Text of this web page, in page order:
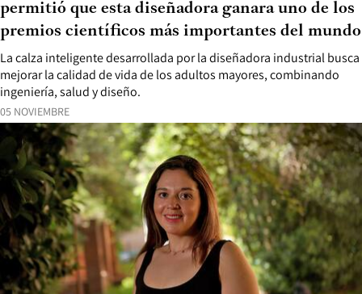
05 NOVIEMBRE
La calza inteligente desarrollada por la diseñadora industrial busca
mejorar la calidad de vida de los adultos mayores, combinando
ingeniería, salud y diseño.
permitió que esta diseñadora ganara uno de los
premios científicos más importantes del mundo